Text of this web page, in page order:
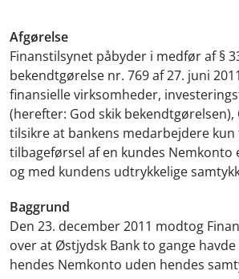
Afgørelse
Finanstilsynet påbyder i medfør af §
bekendtgørelse nr. 769 af 27. juni
finansielle virksomheder,
(herefter: God skik
tilsikre at bankens medarbejdere
tilbageførsel af en kundes
og med kundens udtrykkelige
Baggrund
Den 23. december 2011 modtog
over at Østjydsk Bank to gange
hendes Nemkonto uden hendes